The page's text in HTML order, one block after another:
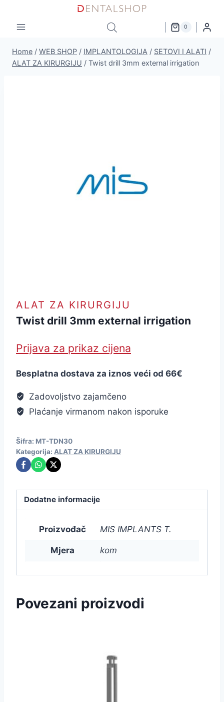
content
0
Home / WEB SHOP / IMPLANTOLOGIJA / SETOVI I ALATI /
ALAT ZA KIRURGIJU / Twist drill 3mm external irrigation
ALAT ZA KIRURGIJU
Twist drill 3mm external irrigation
Prijava za prikaz cijena
Besplatna dostava za iznos veći od 66€
Zadovoljstvo zajamčeno
Plaćanje virmanom nakon isporuke
Šifra: MT-TDN30
Kategorija: ALAT ZA KIRURGIJU
Dodatne informacije
Proizvođač MIS IMPLANTS T.
Mjera kom
Povezani proizvodi